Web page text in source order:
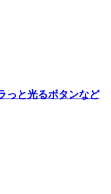
っと光るボタンなど